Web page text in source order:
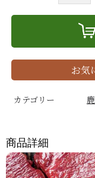
お気
カテゴリー
商品詳細